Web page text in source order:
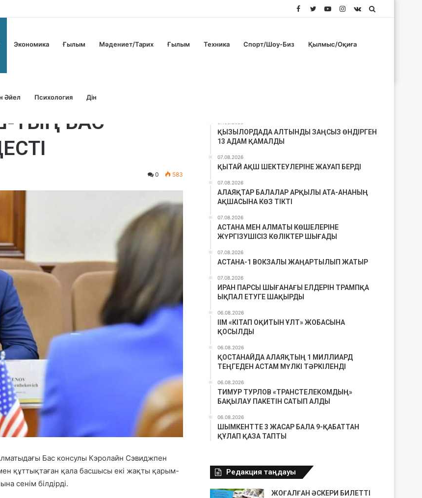
vk.com
Instagram
YouTube
Twitter
Facebook
Экономика Ғылым Мәдениет/Тарих Ғылым Техника Спорт/Шоу-Биз Қылмыс/Оқиға
Әйел Психология Дін
ТЫҢ БАС
0 583
Бас консулы Кэролайн Сэвиджпен
құттықтаған қала басшысы екі жақты қарым-
сенім білдірді.
ҚЫЗЫЛОРДАДА АЛТЫНДЫ ЗАҢСЫЗ ӨНДІРГЕН
13 АДАМ ҚАМАЛДЫ
07.08.2026
ҚЫТАЙ АҚШ ШЕКТЕУЛЕРІНЕ ЖАУАП БЕРДІ
07.08.2026
АЛАЯҚТАР БАЛАЛАР АРҚЫЛЫ АТА-АНАНЫҢ
АҚШАСЫНА КӨЗ ТІКТІ
07.08.2026
АСТАНА МЕН АЛМАТЫ КӨШЕЛЕРІНЕ
ЖҮРГІЗУШІСІЗ КӨЛІКТЕР ШЫҒАДЫ
07.08.2026
АСТАНА-1 ВОКЗАЛЫ ЖАҢАРТЫЛЫП ЖАТЫР
07.08.2026
ИРАН ПАРСЫ ШЫҒАНАҒЫ ЕЛДЕРІН ТРАМПҚА
ЫҚПАЛ ЕТУГЕ ШАҚЫРДЫ
06.08.2026
ІІМ «КІТАП ОҚИТЫН ҰЛТ» ЖОБАСЫНА
ҚОСЫЛДЫ
06.08.2026
ҚОСТАНАЙДА АЛАЯҚТЫҢ 1 МИЛЛИАРД
ТЕҢГЕДЕН АСТАМ МҮЛКІ ТӘРКІЛЕНДІ
06.08.2026
ТИМУР ТУРЛОВ «ТРАНСТЕЛЕКОМДЫҢ»
БАҚЫЛАУ ПАКЕТІН САТЫП АЛДЫ
06.08.2026
ШЫМКЕНТТЕ 3 ЖАСАР БАЛА 9-ҚАБАТТАН
ҚҰЛАП ҚАЗА ТАПТЫ
Редакция таңдауы
ЖОҒАЛҒАН ӘСКЕРИ БИЛЕТТІ